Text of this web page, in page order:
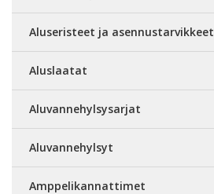
Aluseristeet ja asennustarvikkeet
Aluslaatat
Aluvannehylsysarjat
Aluvannehylsyt
Amppelikannattimet